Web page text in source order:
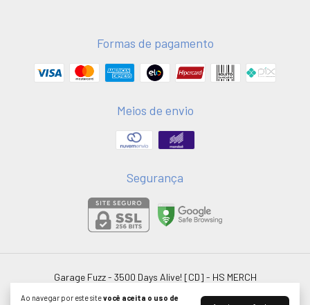
Ao navegar por este sitevocê aceita o uso de
Formas de pagamento
Meios de envio
Segurança
Garage Fuzz - 3500 Days Alive! [CD] - HS MERCH